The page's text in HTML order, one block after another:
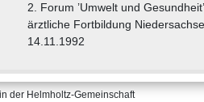
2. Forum ’Umwelt und
ärztliche Fortbildung
14.11.1992
der Helmholtz-Gemeinschaft